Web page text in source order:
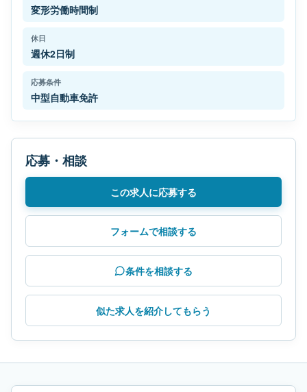
変形労働時間制
休日
週休2日制
応募条件
中型自動車免許
応募・相談
この求人に応募する
フォームで相談する
条件を相談する
似た求人を紹介してもらう